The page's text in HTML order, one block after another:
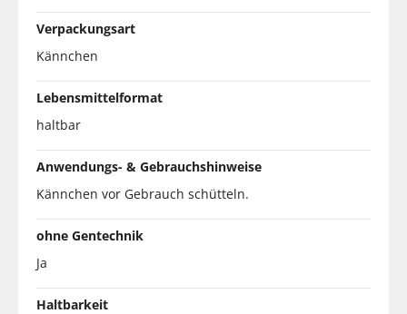
Verpackungsart
Kännchen
Lebensmittelformat
haltbar
Anwendungs- & Gebrauchshinweise
Kännchen vor Gebrauch schütteln.
ohne Gentechnik
Ja
Haltbarkeit